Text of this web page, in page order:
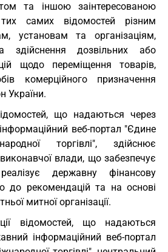
та іншою заінтересованою
самих відомостей різним
установам та організаціям,
здійснення дозвільних або
щодо переміщення товарів,
комерційного призначення
України.
що надаються через
веб-портал "Єдине
торгівлі", здійснює
влади, що забезпечує
державну фінансову
до рекомендацій та на основі
митної організації.
відомостей, що надаються
інформаційний веб-портал